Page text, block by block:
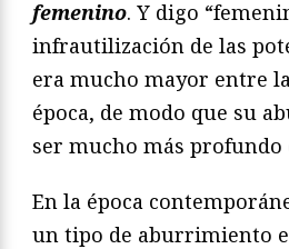
femenino. Y digo
infrautilización de las
era mucho mayor entre
época, de modo que su
ser mucho más
En la época
un tipo de aburrimiento